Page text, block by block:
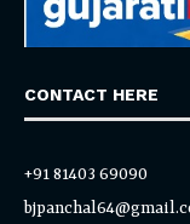
CONTACT HERE
+91 81403 69090